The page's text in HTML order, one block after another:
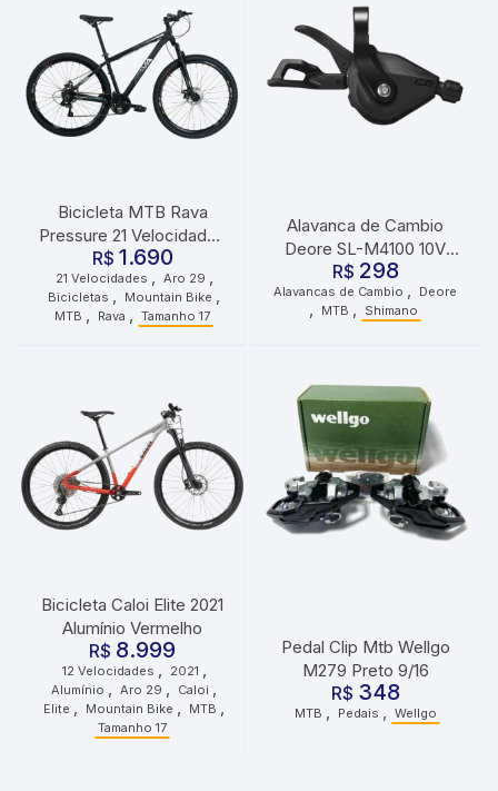
Bicicleta MTB Rava
Pressure 21 Velocidades
Roda 29 Tamanho 17
Preta e Cinza
R$ 1.690
21 Velocidades Aro 29
Bicicletas Mountain Bike
MTB Rava Tamanho 17
Alavanca de Cambio
Deore SL-M4100 10V
Direita
R$ 298
Alavancas de Cambio , Deore
, MTB , Shimano
Bicicleta Caloi Elite 2021
Alumínio Vermelho
R$ 8.999
12 Velocidades 2021
Alumínio Aro 29 Caloi
Elite Mountain Bike MTB
Tamanho 17
Pedal Clip Mtb Wellgo
M279 Preto 9/16
R$ 348
MTB , Pedais , Wellgo